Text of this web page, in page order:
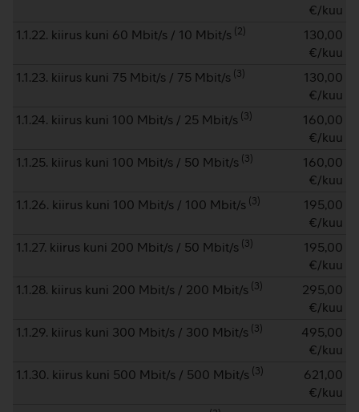
€/kuu
1.1.22. kiirus kuni 60 Mbit/s / 10 Mbit/s (2)
130,00
€/kuu
1.1.23. kiirus kuni 75 Mbit/s / 75 Mbit/s (3)
130,00
€/kuu
1.1.24. kiirus kuni 100 Mbit/s / 25 Mbit/s (3)
160,00
€/kuu
1.1.25. kiirus kuni 100 Mbit/s / 50 Mbit/s (3)
160,00
€/kuu
1.1.26. kiirus kuni 100 Mbit/s / 100 Mbit/s (3)
195,00
€/kuu
1.1.27. kiirus kuni 200 Mbit/s / 50 Mbit/s (3)
195,00
€/kuu
1.1.28. kiirus kuni 200 Mbit/s / 200 Mbit/s (3)
295,00
€/kuu
1.1.29. kiirus kuni 300 Mbit/s / 300 Mbit/s (3)
495,00
€/kuu
1.1.30. kiirus kuni 500 Mbit/s / 500 Mbit/s (3)
621,00
€/kuu